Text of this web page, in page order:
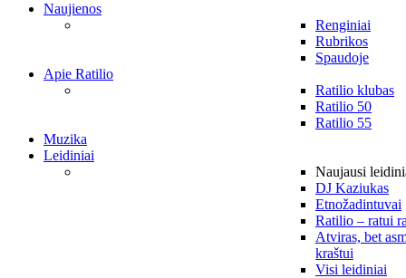
Naujienos
Renginiai
Rubrikos
Spaudoje
Apie Ratilio
Ratilio klubas
Ratilio 50
Ratilio 55
Muzika
Leidiniai
Naujausi
DJ Kaziukas
Etnožadintuvai
Ratilio – ratui
Atviras, bet
kraštui
Visi leidiniai